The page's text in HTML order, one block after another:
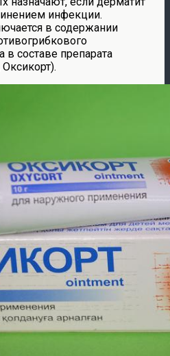
инфекции.
в содержании
в составе препарата
Оксикорт).